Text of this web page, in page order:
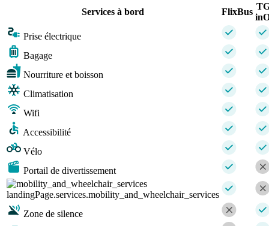
Services à bord
FlixBus
Prise électrique
Bagage
Nourriture et boisson
Climatisation
Wifi
Accessibilité
Vélo
Portail de divertissement
landingPage.services.mobility_and_wheelchair_services
Zone de silence